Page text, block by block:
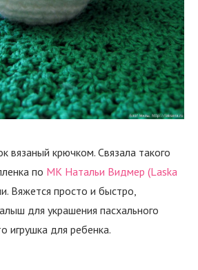
вязаный крючком. Связала такого
по МК Натальи Видмер (Laska
Вяжется просто и быстро,
для украшения пасхального
игрушка для ребенка.